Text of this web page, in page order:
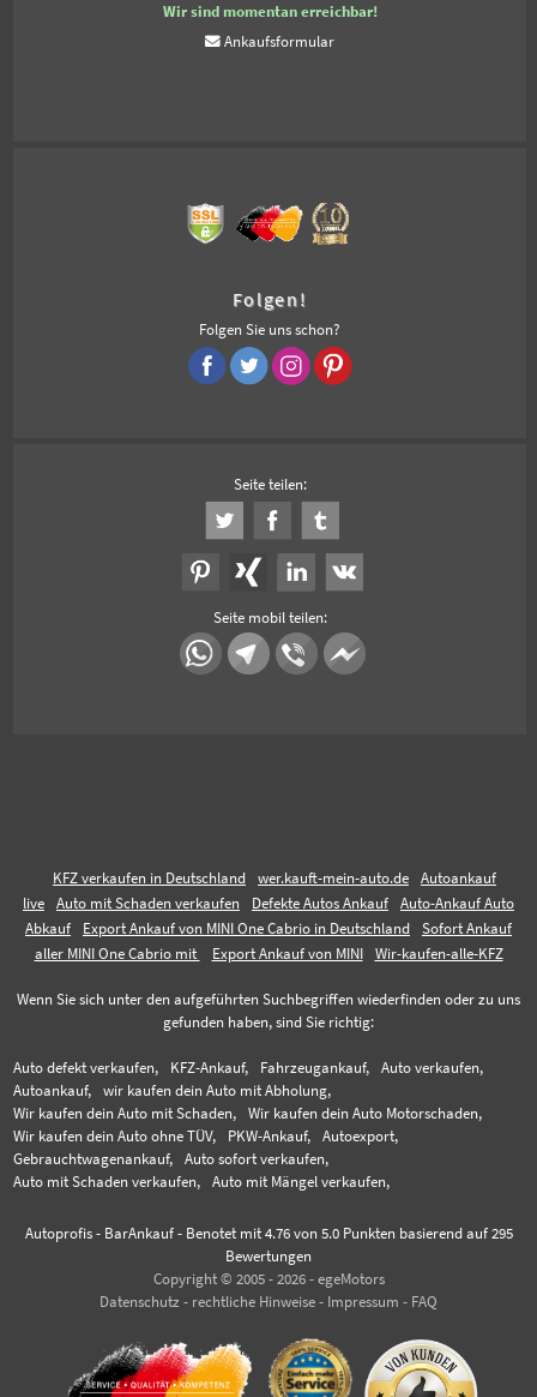
Wir sind momentan erreichbar!
Ankaufsformular
Folgen!
Folgen Sie uns schon?
Seite teilen:
Seite mobil teilen:
KFZ verkaufen in Deutschland wer.kauft-mein-auto.de
Autoankauf
live
Auto mit Schaden verkaufen Defekte Autos Ankauf
Auto-Ankauf Auto
Abkauf
Export Ankauf von MINI One Cabrio in Deutschland
Sofort Ankauf
aller MINI One Cabrio mit
Export Ankauf von MINI Wir-kaufen-alle-KFZ
Wenn Sie sich unter den aufgeführten Suchbegriffen wiederfinden oder zu uns
gefunden haben, sind Sie richtig:
Auto defekt verkaufen, KFZ-Ankauf, Fahrzeugankauf,
Auto verkaufen,
Autoankauf,
wir kaufen dein Auto mit Abholung,
Wir kaufen dein Auto mit Schaden,
Wir kaufen dein Auto Motorschaden,
Wir kaufen dein Auto ohne TÜV,
PKW-Ankauf,
Autoexport,
Gebrauchtwagenankauf,
Auto sofort verkaufen,
Auto mit Schaden verkaufen,
Auto mit Mängel verkaufen,
Autoprofis - BarAnkauf- Benotet mit 4.76von 5.0 Punkten basierend auf 295
Bewertungen
Copyright © 2005 - 2026 - egeMotors
Datenschutz - rechtliche Hinweise - Impressum - FAQ